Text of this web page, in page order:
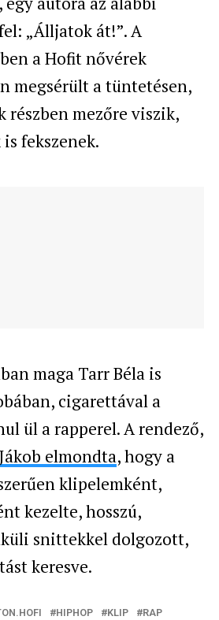
„Álljatok át!”. A
a Hofit nővérek
megsérült a tüntetésen,
részben mezőre viszik,
fekszenek.
maga Tarr Béla is
cigarettával a
ül a rapperel. A rendező,
elmondta, hogy a
klipelemként,
kezelte, hosszú,
snittekkel dolgozott,
keresve.
HIPHOP KLIP RAP